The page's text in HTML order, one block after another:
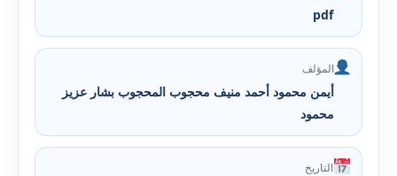
pdf
المؤلف
أيمن محمود أحمد منيف محجوب المحجوب بشار عزيز
محمود
التاريخ